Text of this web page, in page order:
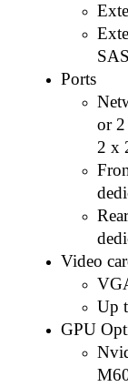
Ports
or
2 x
Video
Up
GPU